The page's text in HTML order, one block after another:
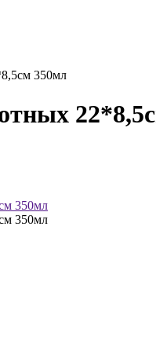
350мл